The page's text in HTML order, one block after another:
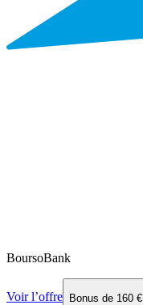
BoursoBank
Voir l’offre Bonus de 160 €